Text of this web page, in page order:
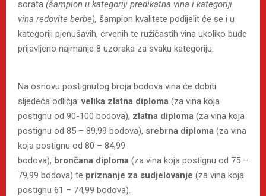
sorata (šampion u kategoriji predikatna vina i kategoriji
vina redovite berbe), šampion kvalitete podijelit će se i u
kategoriji pjenušavih, crvenih te ružičastih vina ukoliko bude
prijavljeno najmanje 8 uzoraka za svaku kategoriju.
Na osnovu postignutog broja bodova vina će dobiti
sljedeća odličja:velika zlatna diploma (za vina koja
postignu od 90-100 bodova), zlatna diploma (za vina koja
postignu od 85 – 89,99 bodova), srebrna diploma (za vina
koja postignu od 80 – 84,99
bodova), brončana diploma (za vina koja postignu od 75 –
79,99 bodova) te priznanje za sudjelovanje (za vina koja
postignu 61 – 74,99 bodova).